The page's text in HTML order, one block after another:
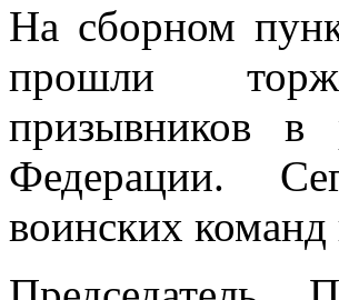
На сборном
прошли
призывников
Федерации.
воинских команд